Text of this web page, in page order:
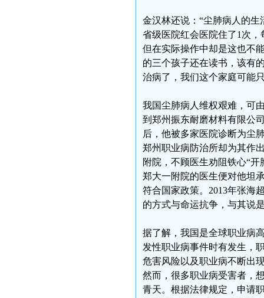
金汉林还说：“尘肺病人的
省级医院红会医院住了1次
但在实际操作中却是这也不
的三个孩子还在读书，该有
治病了，我们这个家庭可能
我国尘肺病人维权艰难，可
到郑州振东耐磨材料有限公
后，他被多家医院诊断为尘
郑州职业病防治所却为其作
附院，不顾医生劝阻铁心“
郑大一附院的医生便对他坦
符合国家政策。2013年张海
的方式与命运抗争，与其说
据了解，我国是全球职业病
发性职业病事件时有发生，
危害风险以及职业病不断出
然而，很多职业病受害者，
青天。根据法律规定，申请